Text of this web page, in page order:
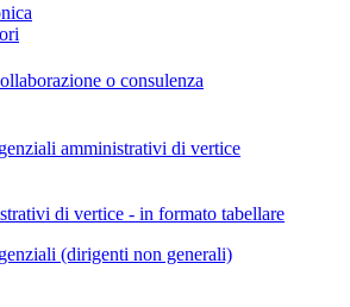
o consulenza
amministrativi di vertice
di vertice - in formato tabellare
(dirigenti non generali)